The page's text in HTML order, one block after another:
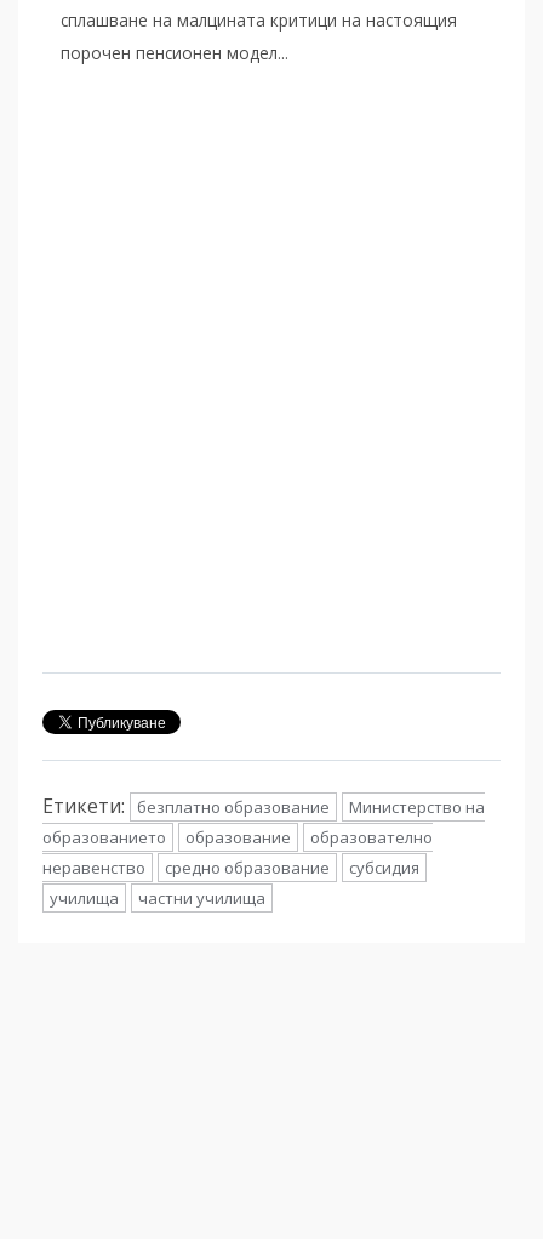
сплашване на малцината критици на настоящия
порочен пенсионен модел...
Етикети: безплатно образование
Министерство на
образованието
образование
образователно
неравенство
средно образование
субсидия
училища
частни училища